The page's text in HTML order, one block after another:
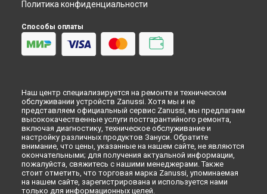
Замена ТЭН посудомоечной машины Zanussi в
Замена ТЭН посудомоечной машины Zanussi в
Политика конфиденциальности
Способы оплаты
Наш центр специализируется на ремонте и техническом
обслуживании устройств Zanussi. Хотя мы и не
представляем официальный сервис Zanussi, мы предлагаем
высококачественные услуги постгарантийного ремонта,
включая диагностику, техническое обслуживание и
настройку различных продуктов Зануси. Обратите
внимание, что цены, указанные на нашем сайте, не являются
окончательными; для получения актуальной информации,
пожалуйста, свяжитесь с нашими менеджерами. Также
стоит отметить, что торговая марка Zanussi, упоминаемая
на нашем сайте, зарегистрирована и используется нами
только для информационных целей.